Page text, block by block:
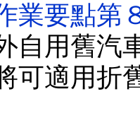
業要點第
自用舊汽
可適用折